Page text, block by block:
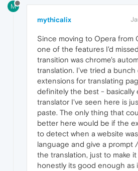
M
mythicalix
Since moving to Opera from
one of the features I'd
transition was chrome's
translation. I've tried a
extensions for translating
definitely the best - basically
translator I've seen here is
paste. The only thing that
better here would be if the
to detect when a website
language and give a
the translation, just to make
honestly its good enough as